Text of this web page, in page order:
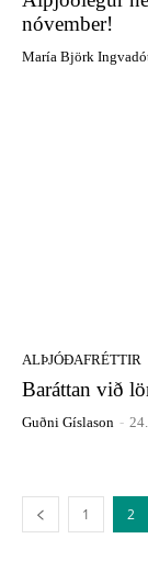
nóvember!
María Björk
ALÞJÓÐAFRÉTTIR
Baráttan við
Guðni Gíslason -
1 2